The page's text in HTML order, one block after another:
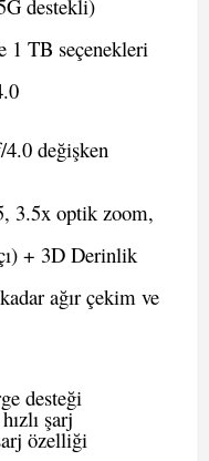
destekli)
1 TB seçenekleri
değişken
3.5x optik zoom,
+ 3D Derinlik
ağır çekim ve
desteği
şarj
özelliği